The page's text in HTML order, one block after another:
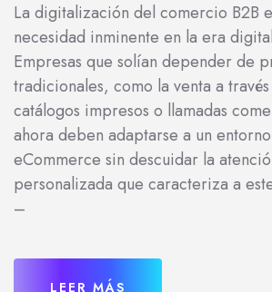
La digitalización del comercio B2B
necesidad inminente en la era
Empresas que solían depender de
tradicionales, como la venta a
catálogos impresos o llamadas
ahora deben adaptarse a un
eCommerce sin descuidar la
personalizada que caracteriza a
–
LEER MÁS